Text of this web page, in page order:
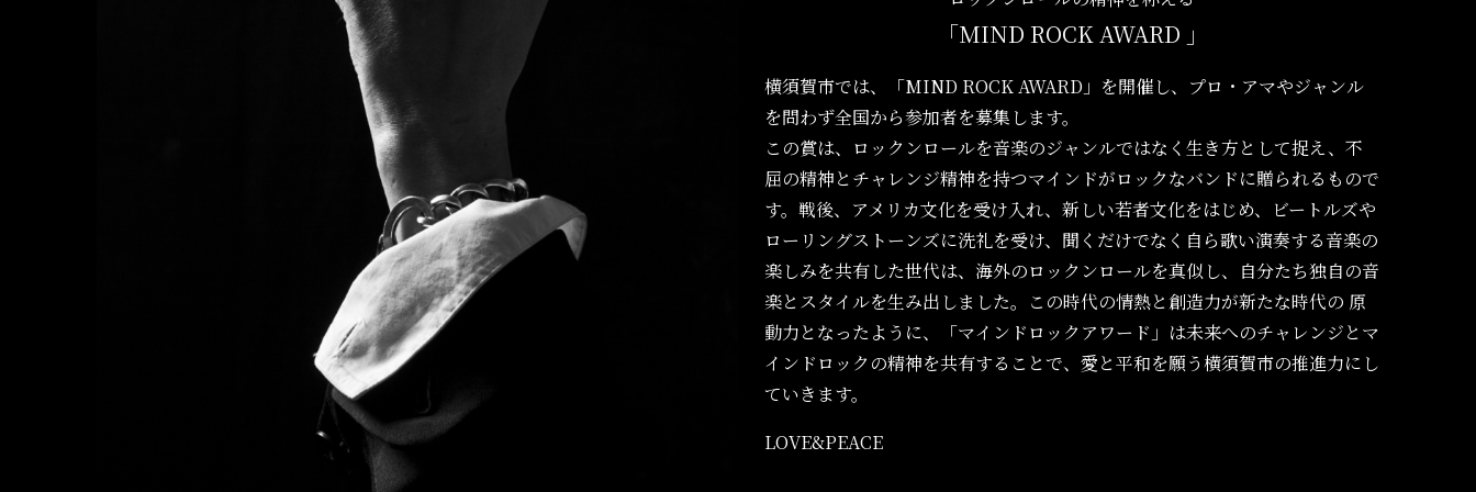
「MIND ROCK AWARD 」
横須賀市では、「MIND ROCK AWARD」を開催し、プロ・アマやジャンル
を問わず全国から参加者を募集します。
この賞は、ロックンロールを音楽のジャンルではなく生き方として捉え、不
屈の精神とチャレンジ精神を持つマインドがロックなバンドに贈られるもので
す。戦後、アメリカ文化を受け入れ、新しい若者文化をはじめ、ビートルズや
ローリングストーンズに洗礼を受け、聞くだけでなく自ら歌い演奏する音楽の
楽しみを共有した世代は、海外のロックンロールを真似し、自分たち独自の音
楽とスタイルを生み出しました。この時代の情熱と創造力が新たな時代の 原
動力となったように、「マインドロックアワード」は未来へのチャレンジとマ
インドロックの精神を共有することで、愛と平和を願う横須賀市の推進力にし
ていきます。
LOVE&PEACE